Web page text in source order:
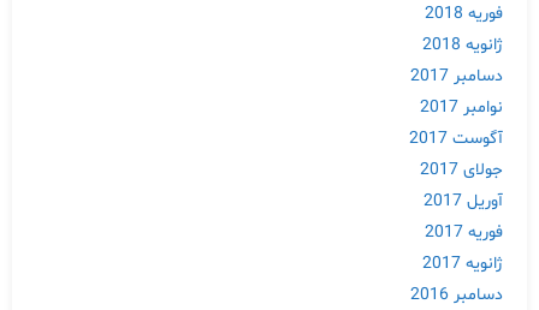
فوریه 2018
ژانویه 2018
دسامبر 2017
نوامبر 2017
آگوست 2017
جولای 2017
آوریل 2017
فوریه 2017
ژانویه 2017
دسامبر 2016